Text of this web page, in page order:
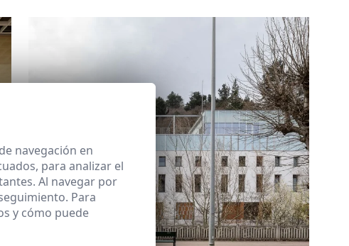
navegación en
para analizar el
Al navegar por
Para
y cómo puede